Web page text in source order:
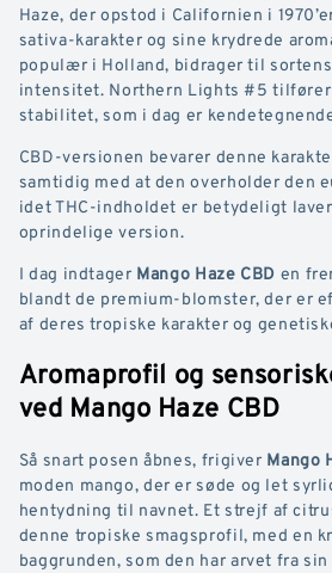
Haze, der opstod i Californien i
sativa-karakter og sine krydrede
populær i Holland, bidrager til
intensitet. Northern Lights #5
stabilitet, som i dag er
CBD-versionen bevarer denne
samtidig med at den overholder den
idet THC-indholdet er betydeligt
oprindelige version.
I dag indtager Mango Haze CBD en
blandt de premium-blomster, der er
af deres tropiske karakter og
Aromaprofil og
ved Mango Haze CBD
Så snart posen åbnes, frigiver Mango
moden mango, der er søde og let
hentydning til navnet. Et strejf af
denne tropiske smagsprofil, med en
baggrunden, som den har arvet fra